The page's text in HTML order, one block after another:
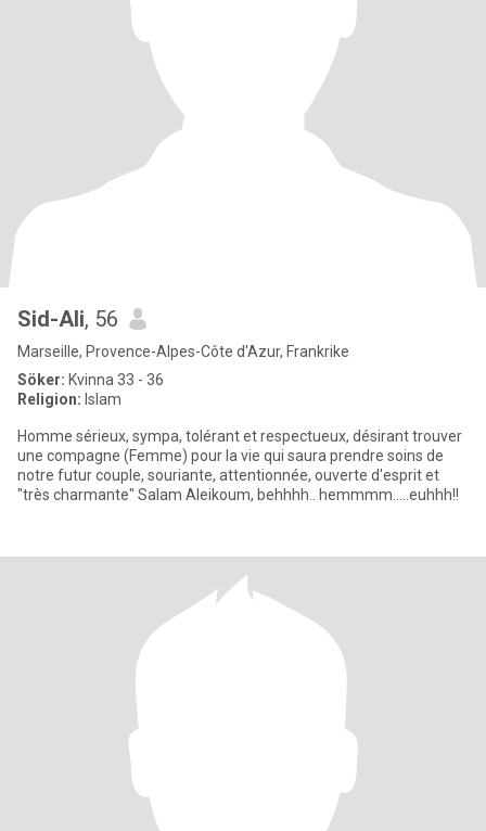
Sid-Ali, 56
Marseille, Provence-Alpes-Côte d'Azur, Frankrike
Söker: Kvinna 33 - 36
Religion: Islam
Homme sérieux, sympa, tolérant et respectueux, désirant trouver
une compagne (Femme) pour la vie qui saura prendre soins de
notre futur couple, souriante, attentionnée, ouverte d'esprit et
"très charmante" Salam Aleikoum, behhhh.. hemmmm.....euhhh!!